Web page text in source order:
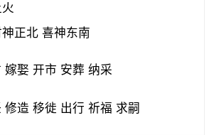
神正北 喜神东南
嫁娶 开市 安葬 纳采
修造 移徙 出行 祈福 求嗣